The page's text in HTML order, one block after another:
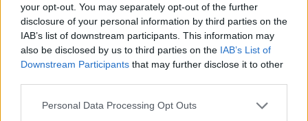
your opt-out. You may separately opt-out of the further
disclosure of your personal information by third parties on the
IAB’s list of downstream participants. This information may
also be disclosed by us to third parties on the IAB’s List of
Downstream Participants that may further disclose it to other
Please note that this website/app uses one or more Google
Personal Data Processing Opt Outs
αγαπάς πραγματικά το μπάσκετ, εγώ νομίζω ότι θα έπρεπε να
παραμείνεις στην Ευρωλίγκα“.
Για την κορυφαία στιγμή στον Παναθηναϊκό:“Νιώθω ότι
τους σαρώσαμε 3-0. Ένιωθα ότι αυτή η Ευρωλίγκα ήταν